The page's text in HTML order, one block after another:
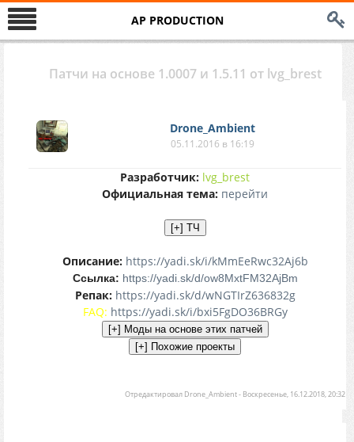
AP PRODUCTION
Патчи на основе 1.0007 и 1.5.11 от lvg_brest
Drone_Ambient
05.11.2016 в 16:19
Разработчик: lvg_brest
Официальная тема: перейти
Описание: https://yadi.sk/i/kMmEeRwc32Aj6b
Ссылка: https://yadi.sk/d/ow8MxtFM32AjBm
Репак: https://yadi.sk/d/wNGTIrZ636832g
FAQ: https://yadi.sk/i/bxi5FgDO36BRGy
Отредактировал Drone_Ambient- Воскресенье, 16.12.2018, 20:32